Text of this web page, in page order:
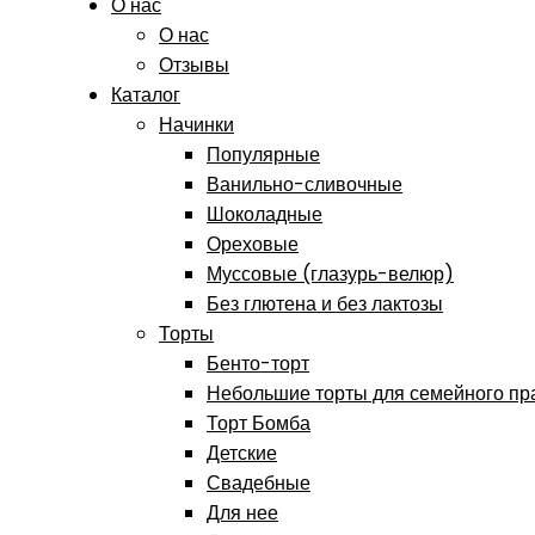
О нас
О нас
Отзывы
Каталог
Начинки
Популярные
Ванильно-сливочные
Шоколадные
Ореховые
Муссовые (глазурь-велюр)
Без глютена и без лактозы
Торты
Бенто-торт
Небольшие торты для семейного
Торт Бомба
Детские
Свадебные
Для нее